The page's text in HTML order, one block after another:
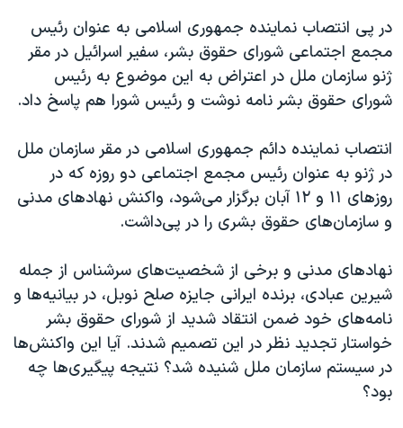
در پی انتصاب نماینده جمهوری اسلامی به عنوان رئیس
مجمع اجتماعی شورای حقوق بشر، سفیر اسرائیل در مقر
ژنو سازمان ملل در اعتراض به این موضوع به رئیس
شورای حقوق بشر نامه نوشت و رئیس شورا هم پاسخ داد.
انتصاب نماینده دائم جمهوری اسلامی در مقر سازمان ملل
در ژنو به عنوان رئیس مجمع اجتماعی دو روزه که در
روزهای ۱۱ و ۱۲ آبان برگزار می‌شود، واکنش نهادهای مدنی
و سازمان‌های حقوق بشری را در پی‌داشت.
نهادهای مدنی و برخی از شخصیت‌های سرشناس از جمله
شیرین عبادی، برنده ایرانی جایزه صلح نوبل، در بیانیه‌ها و
نامه‌های خود ضمن انتقاد شدید از شورای حقوق بشر
خواستار تجدید نظر در این تصمیم شدند. آیا این واکنش‌ها
در سیستم سازمان ملل شنیده شد؟ نتیجه پیگیری‌ها چه
بود؟